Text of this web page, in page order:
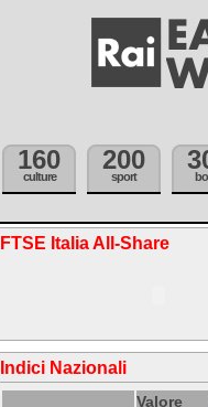
160
culture
200
sport
FTSE Italia All-Share
Indici Nazionali
Valore